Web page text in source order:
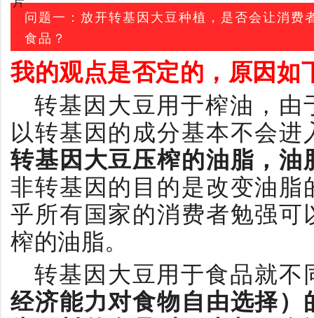
问题一：放开转基因大豆种植，是否会让消费
食品？
我的观点是否定的，原因如
转基因大豆用于榨油，
以转基因的成分基本不会
转基因大豆压榨的油脂，
非转基因的目的是改变油
乎所有国家的消费者勉强
榨的油脂。
转基因大豆用于食品就不
经济能力对食物自由选择